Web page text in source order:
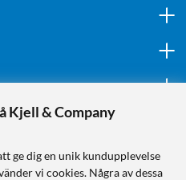
Kjell & Company
ge dig en unik kundupplevelse
vi cookies. Några av dessa